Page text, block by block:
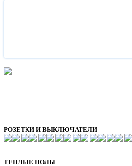
РОЗЕТКИ И ВЫКЛЮЧАТЕЛИ
ТЕПЛЫЕ ПОЛЫ